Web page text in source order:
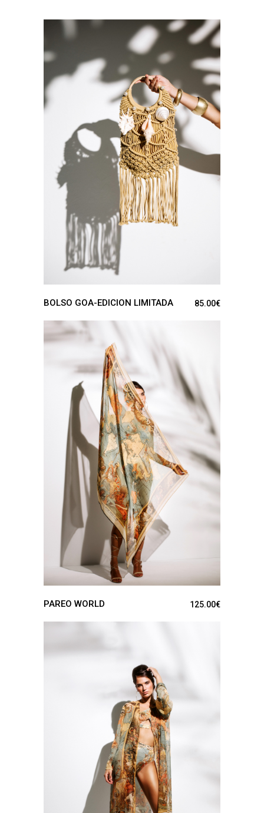
VER PRODUCTO
BOLSO GOA-EDICION LIMITADA 85.00€
VER PRODUCTO
PAREO WORLD 125.00€
VER PRODUCTO